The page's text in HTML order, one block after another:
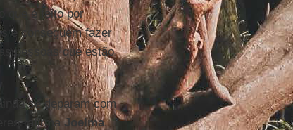
que é feito por
e conseguem fazer
pessoas que estão
se deparam com
afirmaJoelma.